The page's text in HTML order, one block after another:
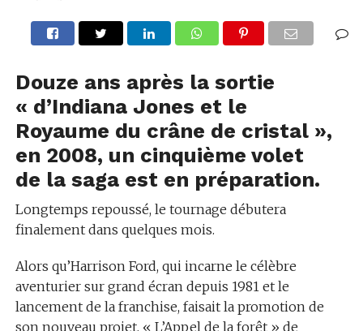
Douze ans après la sortie
« d’Indiana Jones et le
Royaume du crâne de cristal »,
en 2008, un cinquième volet
de la saga est en préparation.
Longtemps repoussé, le tournage débutera
finalement dans quelques mois.
Alors qu’Harrison Ford, qui incarne le célèbre
aventurier sur grand écran depuis 1981 et le
lancement de la franchise, faisait la promotion de
son nouveau projet, « L’Appel de la forêt » de